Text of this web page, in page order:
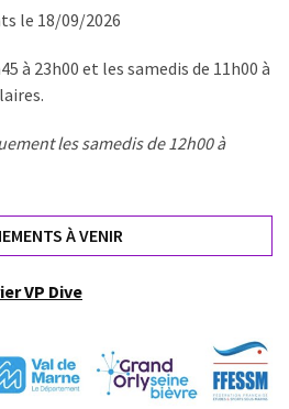
le 18/09/2026
à 23h00 et les samedis de 11h00 à
les samedis de 12h00 à
À VENIR
VP Dive